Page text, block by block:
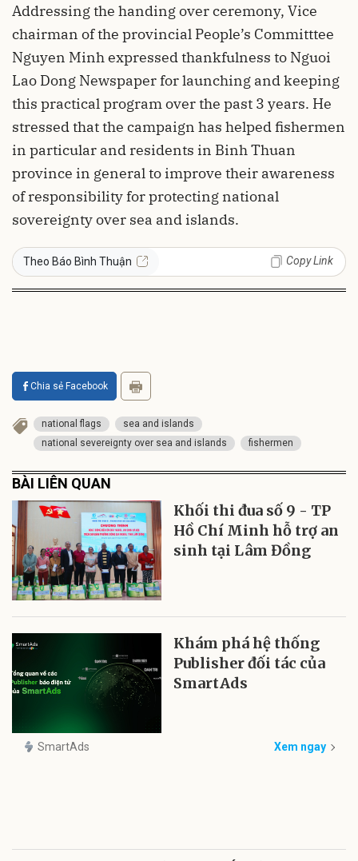
Addressing the handing over ceremony, Vice
chairman of the provincial People’s Committtee
Nguyen Minh expressed thankfulness to Nguoi
Lao Dong Newspaper for launching and keeping
this practical program over the past 3 years. He
stressed that the campaign has helped fishermen
in particular and residents in Binh Thuan
province in general to improve their awareness
of responsibility for protecting national
sovereignty over sea and islands.
Theo Báo Bình Thuận Copy Link
Chia sẻ Facebook
national flags
sea and islands
national severeignty over sea and islands
fishermen
BÀI LIÊN QUAN
Khối thi đua số 9 - TP
Hồ Chí Minh hỗ trợ an
sinh tại Lâm Đồng
Khám phá hệ thống
Publisher đối tác của
SmartAds
SmartAds Xem ngay